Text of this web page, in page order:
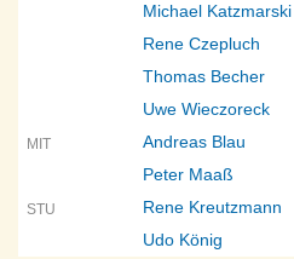
Michael Katzmarski
Rene Czepluch
Thomas Becher
Uwe Wieczoreck
MIT
Andreas Blau
Peter Maaß
STU
Rene Kreutzmann
Udo König